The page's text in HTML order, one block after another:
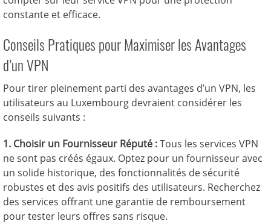
constante et efficace.
Conseils Pratiques pour Maximiser les Avantages
d’un VPN
Pour tirer pleinement parti des avantages d’un VPN, les
utilisateurs au Luxembourg devraient considérer les
conseils suivants :
1. Choisir un Fournisseur Réputé :Tous les services VPN
ne sont pas créés égaux. Optez pour un fournisseur avec
un solide historique, des fonctionnalités de sécurité
robustes et des avis positifs des utilisateurs. Recherchez
des services offrant une garantie de remboursement
pour tester leurs offres sans risque.